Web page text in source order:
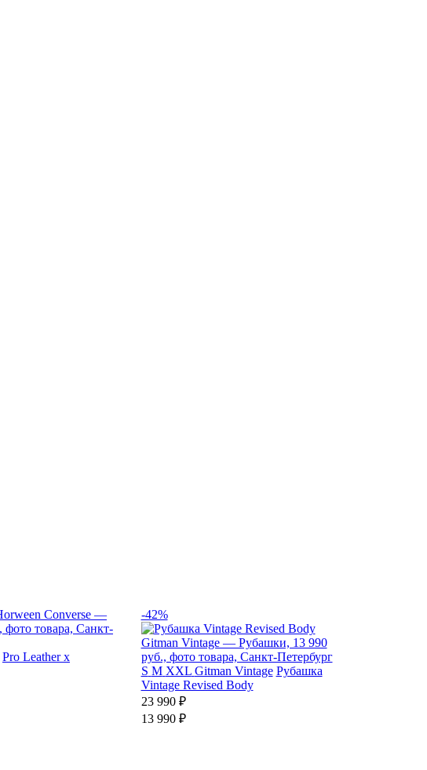
Pro Leather x
-42%
S M XXL Gitman Vintage Рубашка
Vintage Revised Body
23 990 ₽
13 990 ₽